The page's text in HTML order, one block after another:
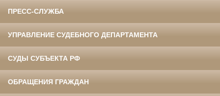
ПРЕСС-СЛУЖБА
УПРАВЛЕНИЕ СУДЕБНОГО ДЕПАРТАМЕНТА
СУДЫ СУБЪЕКТА РФ
ОБРАЩЕНИЯ ГРАЖДАН